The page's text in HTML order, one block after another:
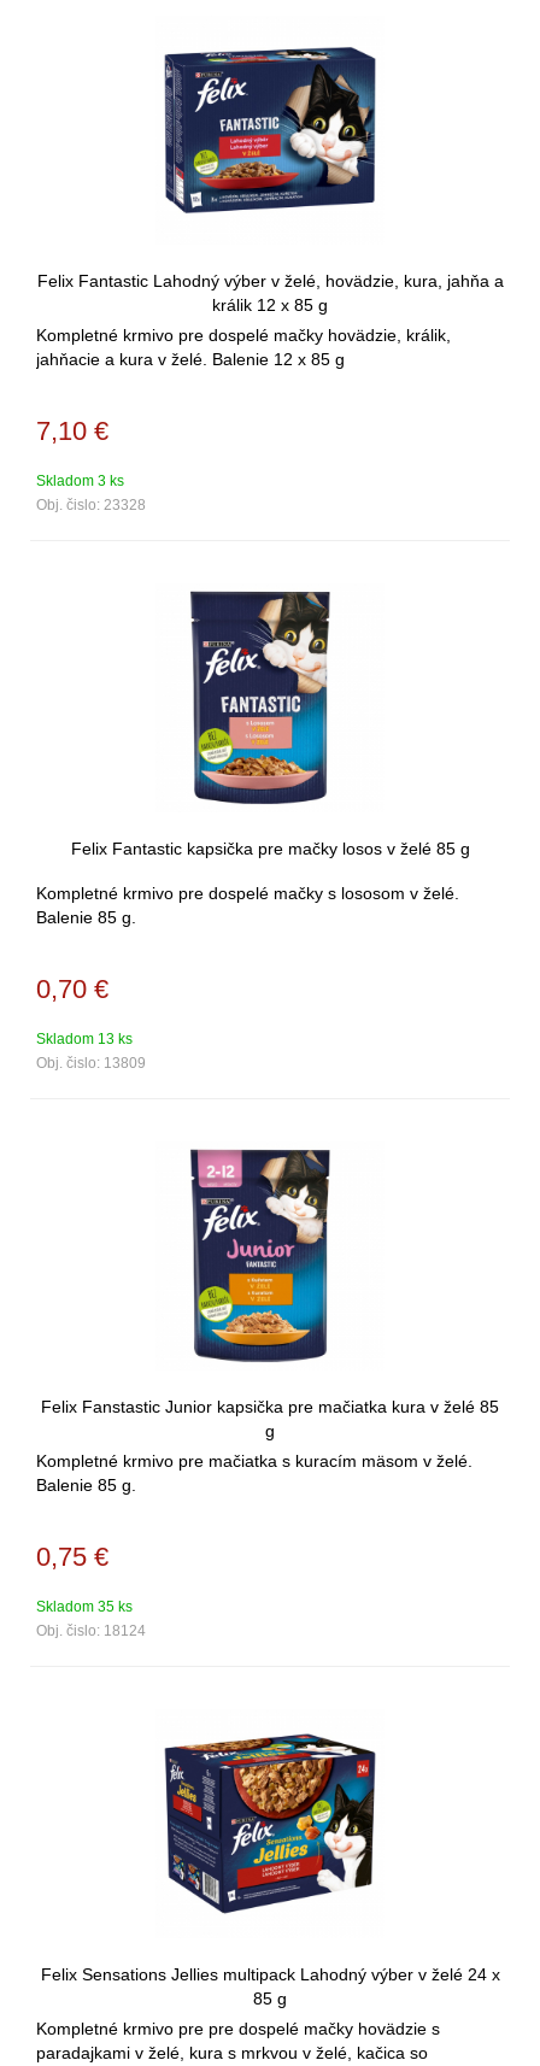
Felix Fantastic Lahodný výber v želé, hovädzie, kura, jahňa a
králik 12 x 85 g
Kompletné krmivo pre dospelé mačky hovädzie, králik,
jahňacie a kura v želé. Balenie 12 x 85 g
7,10 €
Skladom 3 ks
Obj. čislo: 23328
Felix Fantastic kapsička pre mačky losos v želé 85 g
Kompletné krmivo pre dospelé mačky s lososom v želé.
Balenie 85 g.
0,70 €
Skladom 13 ks
Obj. čislo: 13809
Felix Fanstastic Junior kapsička pre mačiatka kura v želé 85
g
Kompletné krmivo pre mačiatka s kuracím mäsom v želé.
Balenie 85 g.
0,75 €
Skladom 35 ks
Obj. čislo: 18124
Felix Sensations Jellies multipack Lahodný výber v želé 24 x
85 g
Kompletné krmivo pre pre dospelé mačky hovädzie s
paradajkami v želé, kura s mrkvou v želé, kačica so